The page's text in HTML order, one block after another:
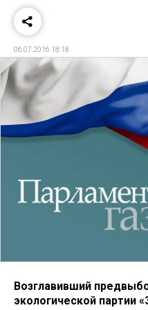
06.07.2016 18:18
Возглавивший
экологической партии